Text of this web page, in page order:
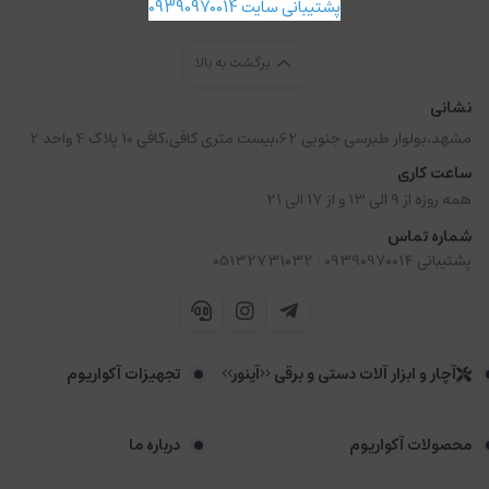
برگشت به بالا
نشانی
مشهد،بولوار طبرسی جنوبی 62،بیست متری کافی،کافی 10 پلاک 4 واحد 2
ساعت کاری
همه روزه از 9 الی 13 و از 17 الی 21
شماره تماس
پشتیبانی 09390970014
05132731032
آچار و ابزار آلات دستی و برقی <<آینور>> تجهیزات آکواریوم
محصولات آکواریوم درباره ما
پشتیبانی سایت 09390970014